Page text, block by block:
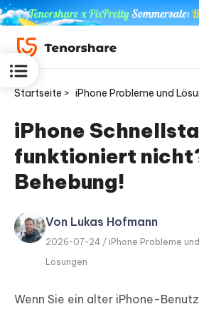
ReiBoot
for iOS
PDF
Editor
Neu
Startseite > iPhone Probleme und
iPhone
funktioniert
Behebung!
Von Lukas Hofmann
2026-07-24 / iPhone Probleme und
Lösungen
Wenn Sie ein alter iPhone-